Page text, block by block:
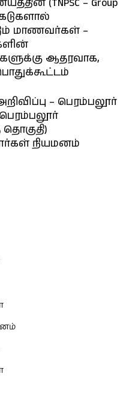
(TNPSC – Group
மாணவர்கள் –
ஆதரவாக,
– பெரம்பலூர்
நியமனம்